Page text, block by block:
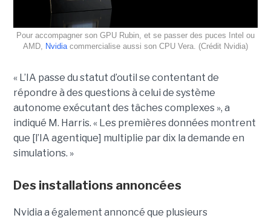
Pour accompagner son GPU Rubin, et se passer des puces Intel ou
AMD, Nvidiacommercialise aussi son CPU Vera. (Crédit Nvidia)
« L’IA passe du statut d’outil se contentant de
répondre à des questions à celui de système
autonome exécutant des tâches complexes », a
indiqué M. Harris. « Les premières données montrent
que [l’IA agentique] multiplie par dix la demande en
simulations. »
Des installations annoncées
Nvidia a également annoncé que plusieurs